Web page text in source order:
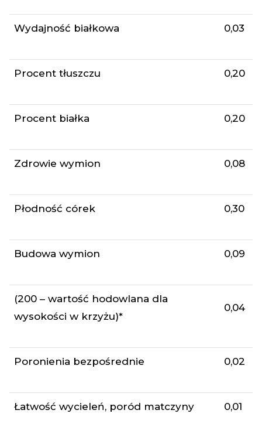
Wydajność białkowa 0,03
Procent tłuszczu 0,20
Procent białka 0,20
Zdrowie wymion 0,08
Płodność córek 0,30
Budowa wymion 0,09
(200 – wartość hodowlana dla
wysokości w krzyżu)*
0,04
Poronienia bezpośrednie 0,02
Łatwość wycieleń, poród matczyny 0,01